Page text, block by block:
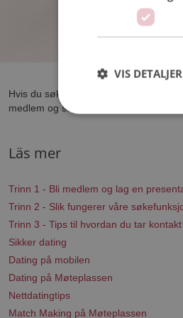
Hvis du søker dating i Sørfold har du
medlem og søke blant tusenvis av
Läs mer
Trinn 1 - Bli medlem og lag en
Trinn 2 - Slik fungerer våre
Trinn 3 - Tips til hvordan du tar kontakt
Sikker dating
Dating på mobilen
Dating på Møteplassen
Nettdatingtips
Match Making på Møteplassen
VIS DETALJER